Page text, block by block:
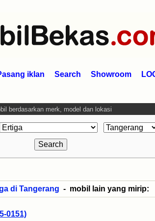
iklan Search Showroom
berdasarkan merk, model dan lokasi
di Tangerang - mobil lain yang mirip:
0151)